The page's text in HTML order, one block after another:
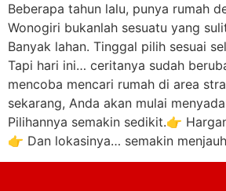
Beberapa tahun lalu, punya rumah
Wonogiri bukanlah sesuatu yang
Banyak lahan. Tinggal pilih sesuai
Tapi hari ini… ceritanya sudah
mencoba mencari rumah di area
sekarang, Anda akan mulai
Pilihannya semakin sedikit.👉
👉 Dan lokasinya… semakin